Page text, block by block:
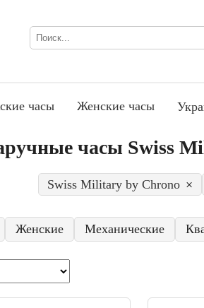
часы Женские часы
часы Swiss
Swiss Military by Chrono ×
Женские Механические